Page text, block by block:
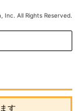
Inc. All Rights Reserved.
す